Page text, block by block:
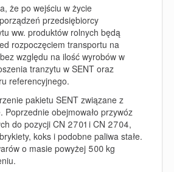
że po wejściu w życie
przedsiębiorcy
ww. produktów rolnych będą
rozpoczęciem transportu na
względu na ilość wyrobów w
tranzytu w SENT oraz
referencyjnego.
pakietu SENT związane z
Poprzednie obejmowało przywóz
do pozycji CN 2701 i CN 2704,
koks i podobne paliwa stałe.
o masie powyżej 500 kg